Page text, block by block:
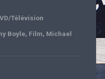
Télévision
Boyle, Film, Michael